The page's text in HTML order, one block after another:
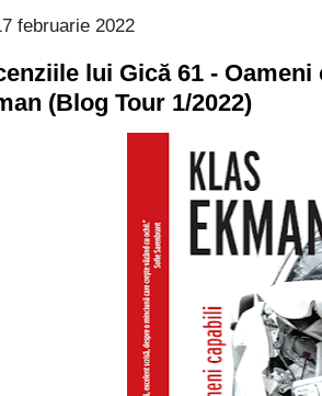
februarie 2022
lui Gică 61 -
(Blog Tour 1/2022)